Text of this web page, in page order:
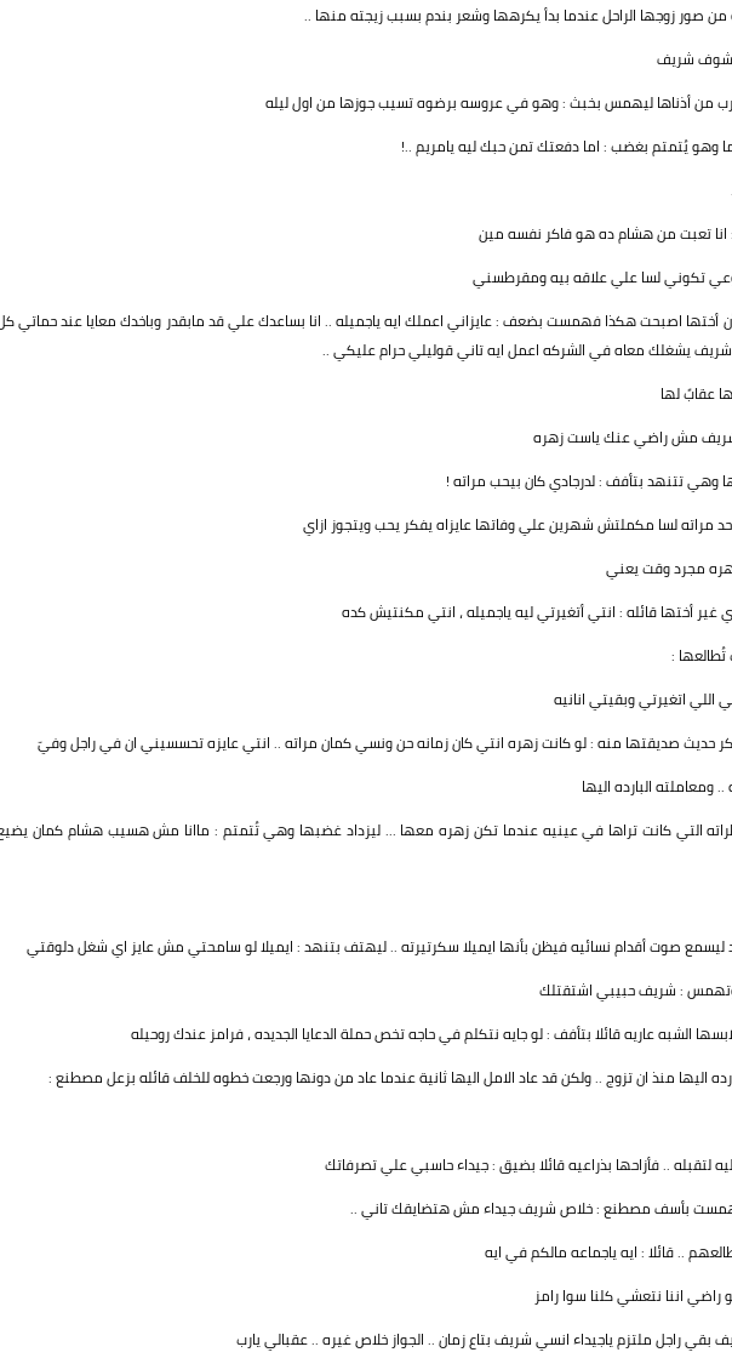
صور زوجها الراحل عندما بدأ يكرهها وشعر بندم بسبب زيجته منها ..
اشوف شريف
من أذناها ليهمس بخبث : وهو في عروسه برضوه تسيب جوزها من اول ليله
وهو يُتمتم بغضب : اما دفعتك تمن حبك ليه يامريم ..!
تعبت من هشام ده هو فاكر نفسه مين
تكوني لسا علي علاقه بيه ومقرطسني
أختها اصبحت هكذا فهمست بضعف : عايزاني اعملك ايه ياجميله .. انا بساعدك علي قد مابقدر وباخدك معايا عند حماتي
يشغلك معاه في الشركه اعمل ايه تاني قوليلي حرام عليكي ..
عقابً لها
شريف مش راضي عنك ياست زهره
تتنهد بتأفف : لدرجادي كان بيحب مراته !
مراته لسا مكملتش شهرين علي وفاتها عايزاه يفكر يحب ويتجوز ازاي
مجرد وقت يعني
غير أختها قائله : انتي أتغيرتي ليه ياجميله ، انتي مكنتيش كده
:
اللي اتغيرتي وبقيتي انانيه
صديقتها منه : لو كانت زهره انتي كان زمانه حن ونسي كمان مراته .. انتي عايزه تحسسيني ان في راجل وفيّ
البارده اليها
التي كانت تراها في عينيه عندما تكن زهره معها ... ليزداد غضبها وهي تُتمتم : ماانا مش هسيب هشام كمان
صوت أقدام نسائيه فيظن بأنها ايميلا سكرتيرته .. ليهتف بتنهد : ايميلا لو سامحتي مش عايز اي شغل دلوقتي
: شريف حبيبي اشتقتلك
الشبه عاريه قائلا بتأفف : لو جايه نتكلم في حاجه تخص حملة الدعايا الجديده ، فرامز عندك روحيله
اليها منذ ان تزوج .. ولكن قد عاد الامل اليها ثانية عندما عاد من دونها ورجعت خطوه للخلف قائله بزعل مصطنع :
لتقبله .. فأزاحها بذراعيه قائلا بضيق : جيداء حاسبي علي تصرفاتك
همست بأسف مصطنع : خلاص شريف جيداء مش هتضايقك تاني ..
.. قائلا : ايه ياجماعه مالكم في ايه
اننا نتعشي كلنا سوا رامز
بقي راجل ملتزم ياجيداء انسي شريف بتاع زمان .. الجواز خلاص غيره .. عقبالي يارب